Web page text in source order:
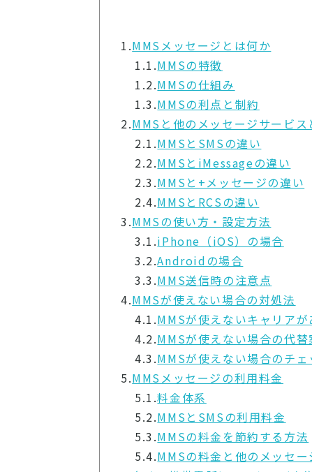
1.MMSメッセージとは何か
1.1.MMSの特徴
1.2.MMSの仕組み
1.3.MMSの利点と制約
2.MMSと他のメッセージサービス
2.1.MMSとSMSの違い
2.2.MMSとiMessageの違い
2.3.MMSと+メッセージの違い
2.4.MMSとRCSの違い
3.MMSの使い方・設定方法
3.1.iPhone（iOS）の場合
3.2.Androidの場合
3.3.MMS送信時の注意点
4.MMSが使えない場合の対処法
4.1.MMSが使えないキャリアが
4.2.MMSが使えない場合の代替
4.3.MMSが使えない場合のチェ
5.MMSメッセージの利用料金
5.1.料金体系
5.2.MMSとSMSの利用料金
5.3.MMSの料金を節約する方法
5.4.MMSの料金と他のメッセ